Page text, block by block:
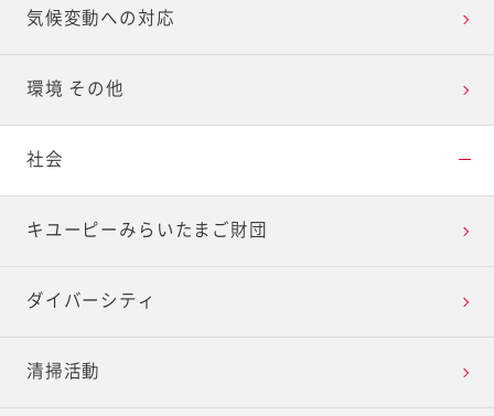
気候変動への対応
環境 その他
社会
キユーピーみらいたまご財団
ダイバーシティ
清掃活動